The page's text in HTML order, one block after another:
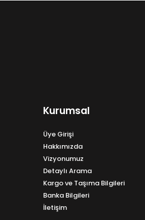
Kurumsal
Üye Girişi
Hakkımızda
Vizyonumuz
Detaylı Arama
Kargo ve Taşıma Bilgileri
Banka Bilgileri
İletişim